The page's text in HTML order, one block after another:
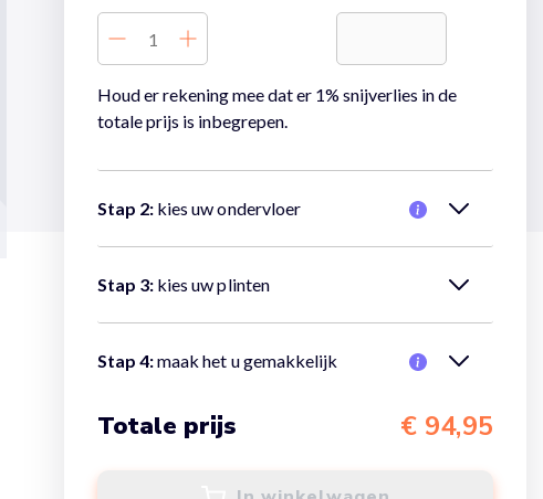
Houd er rekening mee dat er 1% snijverlies in de
totale prijs is inbegrepen.
Stap 2: kies uw ondervloer
Stap 3: kies uw plinten
Stap 4:maak het u gemakkelijk
Totale prijs € 94,95